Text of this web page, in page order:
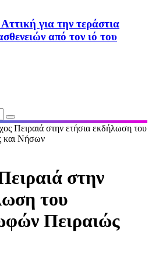
για την τεράστια
από τον ιό του
Πειραιά στην ετήσια εκδήλωση του
και Νήσων
στην
του
Πειραιώς